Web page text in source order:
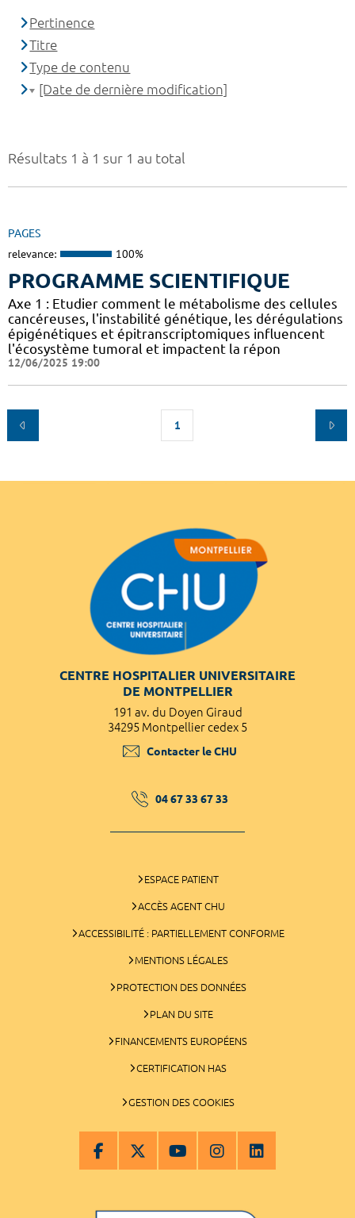
Résultats 1 à 1 sur 1 au total
PAGES
relevance: 100%
PROGRAMME SCIENTIFIQUE
Axe 1 : Etudier comment le métabolisme des cellules
cancéreuses, l'instabilité génétique, les dérégulations
épigénétiques et épitranscriptomiques influencent
l'écosystème tumoral et impactent la répon
12/06/2025 19:00
1
Pertinence
Titre
Type de contenu
[Date de dernière modification]
CENTRE HOSPITALIER UNIVERSITAIRE
DE MONTPELLIER
191 av. du Doyen Giraud
34295 Montpellier cedex 5
Contacter le CHU
04 67 33 67 33
ESPACE PATIENT
ACCÈS AGENT CHU
ACCESSIBILITÉ : PARTIELLEMENT CONFORME
MENTIONS LÉGALES
PROTECTION DES DONNÉES
PLAN DU SITE
FINANCEMENTS EUROPÉENS
CERTIFICATION HAS
GESTION DES COOKIES